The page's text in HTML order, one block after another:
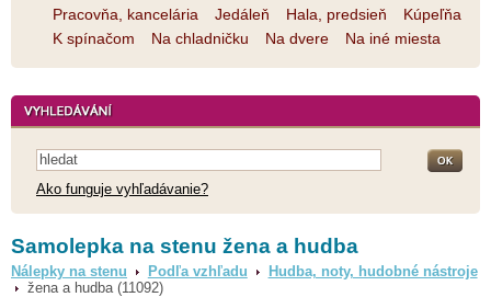
Pracovňa, kancelária
Jedáleň Hala, predsieň
Kúpeľňa
K spínačom
Na chladničku Na dvere Na iné miesta
Ako funguje vyhľadávanie?
Samolepka na stenu žena a hudba
Nálepky na stenu Podľa vzhľadu
Hudba, noty, hudobné nástroje
žena a hudba (11092)